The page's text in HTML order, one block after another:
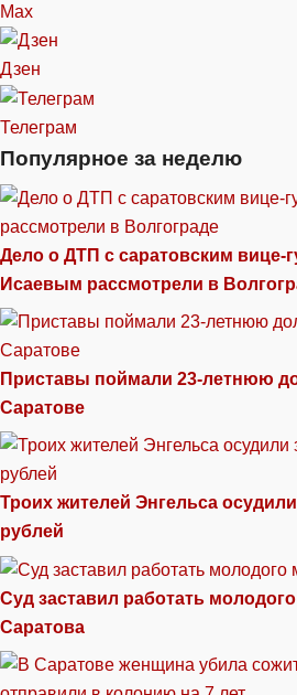
Max
Дзен
Телеграм
Популярное за неделю
Дело о ДТП с саратовским вице-
Исаевым рассмотрели в
Приставы поймали 23-летнюю
Саратове
Троих жителей Энгельса
рублей
Суд заставил работать
Саратова